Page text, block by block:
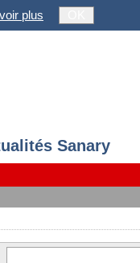
plus
Sanary